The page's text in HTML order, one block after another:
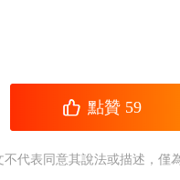
點贊 59
代表同意其說法或描述，